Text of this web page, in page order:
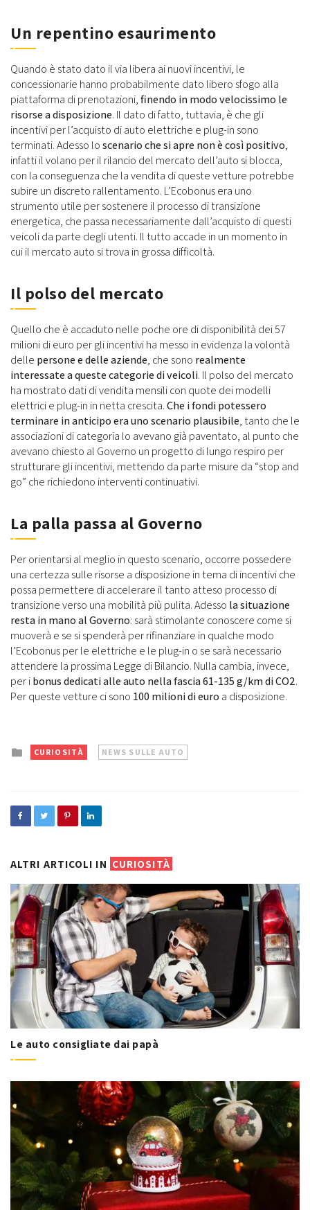
Un repentino esaurimento
Quando è stato dato il via libera ai nuovi incentivi, le
concessionarie hanno probabilmente dato libero sfogo alla
piattaforma di prenotazioni,finendo in modo velocissimo le
risorse a disposizione. Il dato di fatto, tuttavia, è che gli
incentivi per l’acquisto di auto elettriche e plug-in sono
terminati. Adesso loscenario che si apre non è così positivo,
infatti il volano per il rilancio del mercato dell’auto si blocca,
con la conseguenza che la vendita di queste vetture potrebbe
subire un discreto rallentamento. L’Ecobonus era uno
strumento utile per sostenere il processo di transizione
energetica, che passa necessariamente dall’acquisto di questi
veicoli da parte degli utenti. Il tutto accade in un momento in
cui il mercato auto si trova in grossa difficoltà.
Il polso del mercato
Quello che è accaduto nelle poche ore di disponibilità dei 57
milioni di euro per gli incentivi ha messo in evidenza la volontà
delle persone e delle aziende, che sono realmente
interessate a queste categorie di veicoli. Il polso del mercato
ha mostrato dati di vendita mensili con quote dei modelli
elettrici e plug-in in netta crescita.Che i fondi potessero
terminare in anticipo era uno scenario plausibile, tanto che le
associazioni di categoria lo avevano già paventato, al punto che
avevano chiesto al Governo un progetto di lungo respiro per
strutturare gli incentivi, mettendo da parte misure da “stop and
go” che richiedono interventi continuativi.
La palla passa al Governo
Per orientarsi al meglio in questo scenario, occorre possedere
una certezza sulle risorse a disposizione in tema di incentivi che
possa permettere di accelerare il tanto atteso processo di
transizione verso una mobilità più pulita. Adesso la situazione
resta in mano al Governo: sarà stimolante conoscere come si
muoverà e se si spenderà per rifinanziare in qualche modo
l’Ecobonus per le elettriche e le plug-in o se sarà necessario
attendere la prossima Legge di Bilancio. Nulla cambia, invece,
per ibonus dedicati alle auto nella fascia 61-135 g/km di CO2.
Per queste vetture ci sono 100 milioni di euro a disposizione.
Posted
in
CURIOSITÀ NEWS SULLE AUTO
ALTRI ARTICOLI IN CURIOSITÀ
Le auto consigliate dai papà